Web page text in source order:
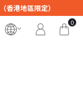
香港地區限定）
0